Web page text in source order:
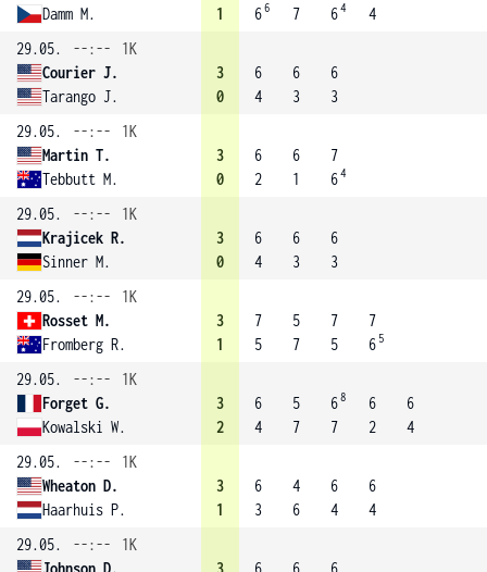
Damm M.
1
66
7
64
4
29.05.
--:--
1K
Courier J.
Tarango J.
3
0
6
4
6
3
6
3
29.05.
--:--
1K
Martin T.
Tebbutt M.
3
0
6
2
6
1
7
64
29.05. --:--
1K
Krajicek R.
Sinner M.
3
0
6
4
6
3
6
3
29.05.
--:--
1K
Rosset M.
Fromberg R.
3
1
7
5
5
7
7
5
7
6 5
29.05. --:--
1K
Forget G.
Kowalski W.
3
2
6
4
5
7
68
7
6
2
6
4
29.05.
--:--
1K
Wheaton D.
Haarhuis P.
3
1
6
3
4
6
6
4
6
4
29.05.
--:--
1K
Johnson D.
3 6 6 6